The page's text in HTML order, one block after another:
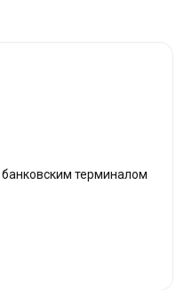
банковским терминалом